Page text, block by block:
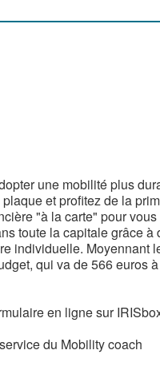
une mobilité plus
et profitez de la
"à la carte" pour vous
toute la capitale grâce à
individuelle. Moyennant
qui va de 566 euros
en ligne sur
du Mobility coach